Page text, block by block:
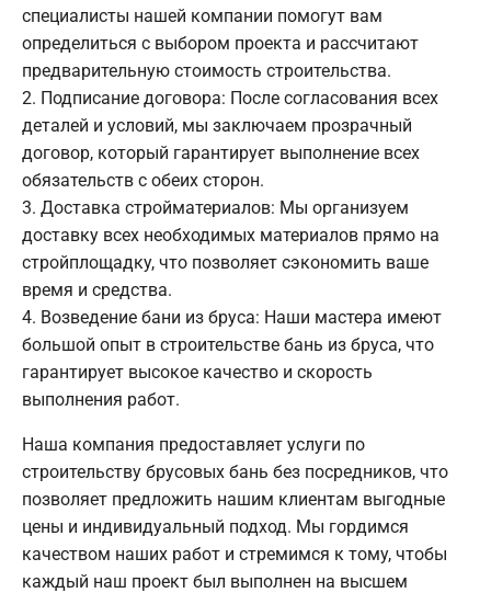
специалисты нашей компании помогут вам
определиться с выбором проекта и рассчитают
предварительную стоимость строительства.
Подписание договора: После согласования всех
деталей и условий, мы заключаем прозрачный
договор, который гарантирует выполнение всех
обязательств с обеих сторон.
Доставка стройматериалов: Мы организуем
доставку всех необходимых материалов прямо на
стройплощадку, что позволяет сэкономить ваше
время и средства.
Возведение бани из бруса: Наши мастера имеют
большой опыт в строительстве бань из бруса, что
гарантирует высокое качество и скорость
выполнения работ.
Наша компания предоставляет услуги по
строительству брусовых бань без посредников, что
позволяет предложить нашим клиентам выгодные
цены и индивидуальный подход. Мы гордимся
качеством наших работ и стремимся к тому, чтобы
каждый наш проект был выполнен на высшем